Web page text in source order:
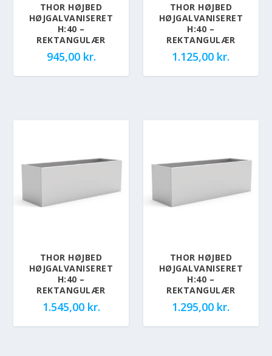
THOR HØJBED
HØJGALVANISERET
H:40 –
REKTANGULÆR
945,00 kr.
THOR HØJBED
HØJGALVANISERET
H:40 –
REKTANGULÆR
1.125,00 kr.
THOR HØJBED
HØJGALVANISERET
H:40 –
REKTANGULÆR
1.545,00 kr.
THOR HØJBED
HØJGALVANISERET
H:40 –
REKTANGULÆR
1.295,00 kr.